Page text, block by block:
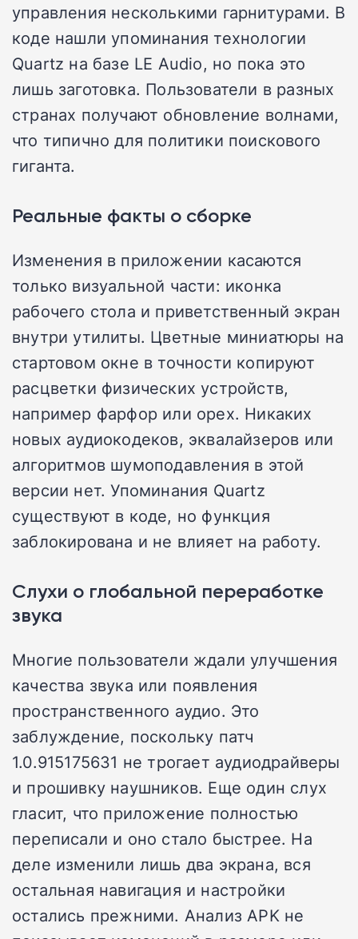
управления несколькими гарнитурами. В
коде нашли упоминания технологии
Quartz на базе LE Audio, но пока это
лишь заготовка. Пользователи в разных
странах получают обновление волнами,
что типично для политики поискового
гиганта.
Реальные факты о сборке
Изменения в приложении касаются
только визуальной части: иконка
рабочего стола и приветственный экран
внутри утилиты. Цветные миниатюры на
стартовом окне в точности копируют
расцветки физических устройств,
например фарфор или орех. Никаких
новых аудиокодеков, эквалайзеров или
алгоритмов шумоподавления в этой
версии нет. Упоминания Quartz
существуют в коде, но функция
заблокирована и не влияет на работу.
Слухи о глобальной переработке
звука
Многие пользователи ждали улучшения
качества звука или появления
пространственного аудио. Это
заблуждение, поскольку патч
1.0.915175631 не трогает аудиодрайверы
и прошивку наушников. Еще один слух
гласит, что приложение полностью
переписали и оно стало быстрее. На
деле изменили лишь два экрана, вся
остальная навигация и настройки
остались прежними. Анализ APK не